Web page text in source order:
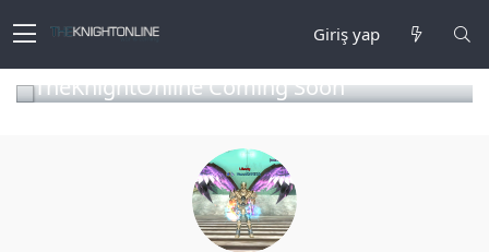
Giriş yap
TheKnightOnline Coming Soon